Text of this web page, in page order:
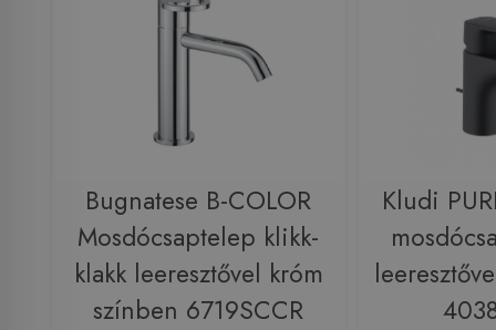
Bugnatese B-COLOR
Mosdócsaptelep klikk-
klakk leeresztővel króm
színben 6719SCCR
Kludi